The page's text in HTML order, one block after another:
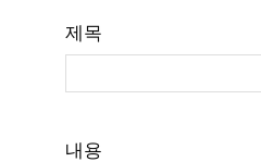
제목
내용